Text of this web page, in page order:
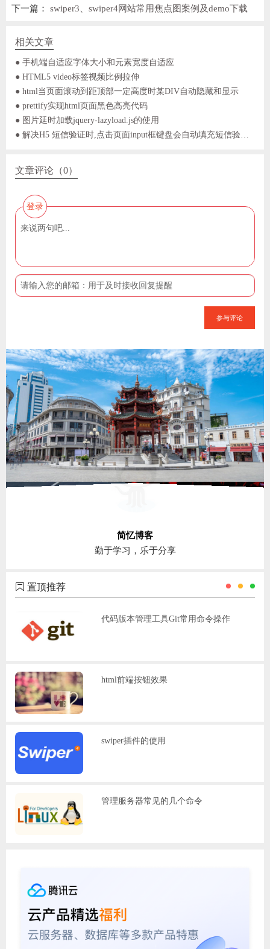
下一篇：swiper3、swiper4网站常用焦点图案例及demo下载
相关文章
● 手机端自适应字体大小和元素宽度自适应
● HTML5 video标签视频比例拉伸
● html当页面滚动到距顶部一定高度时某DIV自动隐藏和显示
● prettify实现html页面黑色高亮代码
● 图片延时加载jquery-lazyload.js的使用
● 解决H5 短信验证时,点击页面input框键盘会自动填充短信验证码两次问题
文章评论（0）
登录
参与评论
简忆博客
勤于学习，乐于分享
置顶推荐
代码版本管理工具Git常用命令操作
html前端按钮效果
swiper插件的使用
管理服务器常见的几个命令